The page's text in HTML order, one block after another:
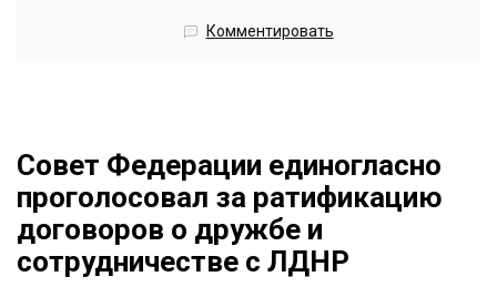
Комментировать
Совет Федерации единогласно
проголосовал за ратификацию
договоров о дружбе и
сотрудничестве с ЛДНР